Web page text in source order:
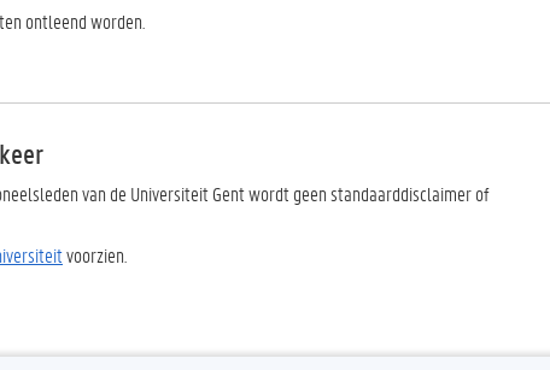
ontleend worden.
van de Universiteit Gent wordt geen standaarddisclaimer of
voorzien.